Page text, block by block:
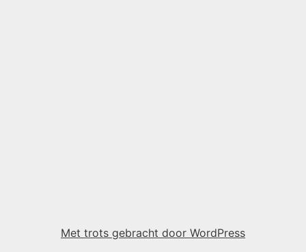
Met trots gebracht door WordPress